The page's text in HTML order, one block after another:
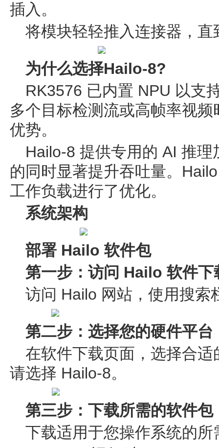
插入。
将模块轻轻推入连接器，
为什么选择Hailo-8?
RK3576 已内置 NPU 以支
多个目标检测流或高帧率视
优势。
Hailo-8 提供专用的 AI 推
的同时显著提升吞吐量。
工作负载进行了优化。
系统架构
部署 Hailo 软件包
第一步：访问 Hailo 软件下
访问 Hailo 网站，使用搜索
第二步：选择您的硬件平台
在软件下载页面，选择合
请选择 Hailo-8。
第三步：下载所需的软件包
下载适用于您操作系统的